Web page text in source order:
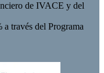
de IVACE y del
través del Programa